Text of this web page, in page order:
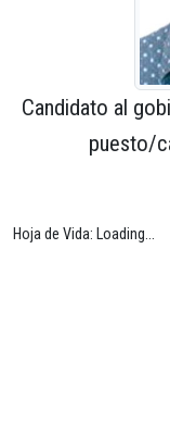
Candidato al
puesto/
Hoja de Vida: Loading...